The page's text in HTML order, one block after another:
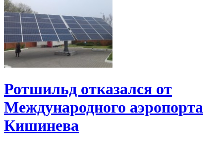
Ротшильд отказался от
Международного аэропорта
Кишинева